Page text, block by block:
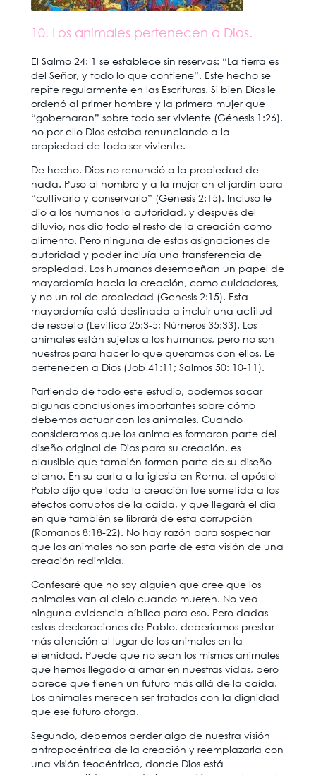
10. Los animales pertenecen a Dios.
El Salmo 24: 1 se establece sin reservas: “La tierra es
del Señor, y todo lo que contiene”. Este hecho se
repite regularmente en las Escrituras. Si bien Dios le
ordenó al primer hombre y la primera mujer que
“gobernaran” sobre todo ser viviente (Génesis 1:26),
no por ello Dios estaba renunciando a la
propiedad de todo ser viviente.
De hecho, Dios no renunció a la propiedad de
nada. Puso al hombre y a la mujer en el jardín para
“cultivarlo y conservarlo” (Genesis 2:15). Incluso le
dio a los humanos la autoridad, y después del
diluvio, nos dio todo el resto de la creación como
alimento. Pero ninguna de estas asignaciones de
autoridad y poder incluía una transferencia de
propiedad. Los humanos desempeñan un papel de
mayordomía hacia la creación, como cuidadores,
y no un rol de propiedad (Genesis 2:15). Esta
mayordomía está destinada a incluir una actitud
de respeto (Levítico 25:3-5; Números 35:33). Los
animales están sujetos a los humanos, pero no son
nuestros para hacer lo que queramos con ellos. Le
pertenecen a Dios (Job 41:11; Salmos 50: 10-11).
Partiendo de todo este estudio, podemos sacar
algunas conclusiones importantes sobre cómo
debemos actuar con los animales. Cuando
consideramos que los animales formaron parte del
diseño original de Dios para su creación, es
plausible que también formen parte de su diseño
eterno. En su carta a la iglesia en Roma, el apóstol
Pablo dijo que toda la creación fue sometida a los
efectos corruptos de la caída, y que llegará el día
en que también se librará de esta corrupción
(Romanos 8:18-22). No hay razón para sospechar
que los animales no son parte de esta visión de una
creación redimida.
Confesaré que no soy alguien que cree que los
animales van al cielo cuando mueren. No veo
ninguna evidencia bíblica para eso. Pero dadas
estas declaraciones de Pablo, deberíamos prestar
más atención al lugar de los animales en la
eternidad. Puede que no sean los mismos animales
que hemos llegado a amar en nuestras vidas, pero
parece que tienen un futuro más allá de la caída.
Los animales merecen ser tratados con la dignidad
que ese futuro otorga.
Segundo, debemos perder algo de nuestra visión
antropocéntrica de la creación y reemplazarla con
una visión teocéntrica, donde Dios está